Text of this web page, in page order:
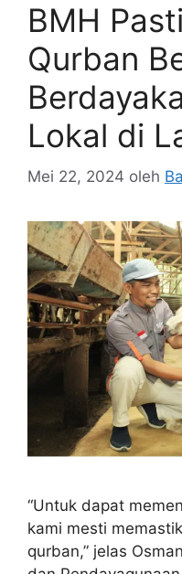
BMH
Qurban
Lokal di
Mei 22, 2024 oleh
“Untuk dapat
kami mesti
qurban,” jelas